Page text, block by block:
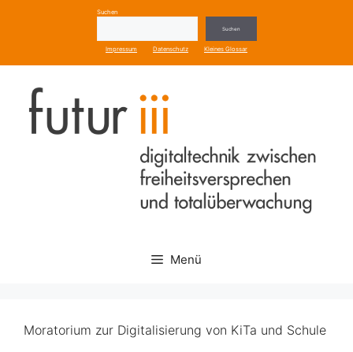
Suchen
Suchen
Impressum Datenschutz Kleines Glossar
Menü
Moratorium zur Digitalisierung von KiTa und Schule